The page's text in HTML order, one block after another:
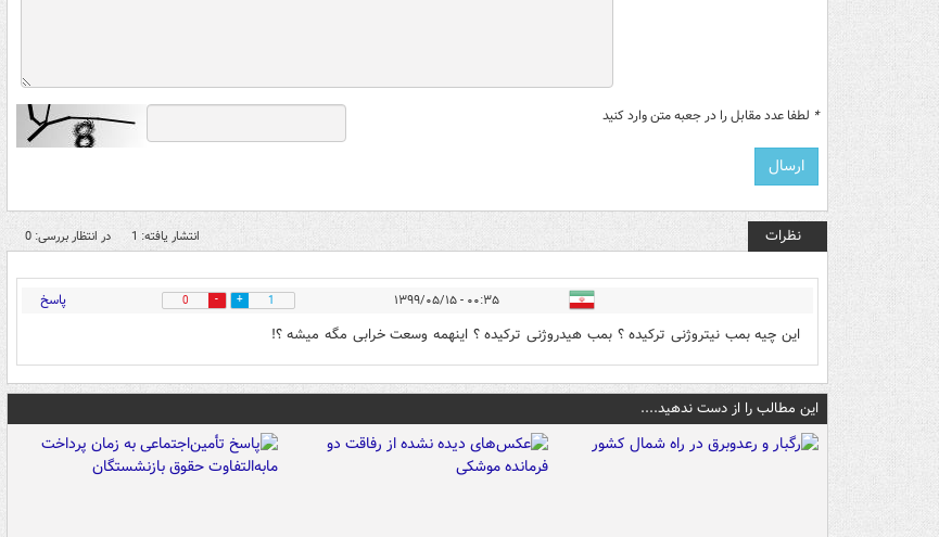
* لطفا عدد مقابل را در جعبه متن وارد کنید
نظرات انتشار یافته: 1 در انتظار بررسی: 0
۰۰:۳۵ - ۱۳۹۹/۰۵/۱۵ 1
0 پاسخ
این چیه بمب نیتروژنی ترکیده ؟ بمب هیدروژنی ترکیده ؟ اینهمه وسعت خرابی مگه میشه ؟!
این مطالب را از دست ندهید....